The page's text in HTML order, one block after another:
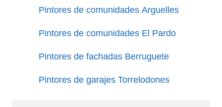
Pintores de comunidades Arguelles
Pintores de comunidades El Pardo
Pintores de fachadas Berruguete
Pintores de garajes Torrelodones